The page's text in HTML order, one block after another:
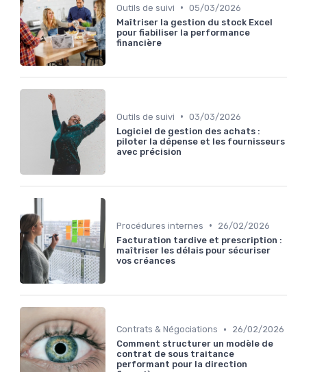
Outils de suivi • 05/03/2026
Maîtriser la gestion du stock Excel
pour fiabiliser la performance
financière
Outils de suivi • 03/03/2026
Logiciel de gestion des achats :
piloter la dépense et les fournisseurs
avec précision
Procédures internes •
26/02/2026
Facturation tardive et prescription :
maîtriser les délais pour sécuriser
vos créances
Contrats & Négociations •
26/02/2026
Comment structurer un modèle de
contrat de sous traitance
performant pour la direction